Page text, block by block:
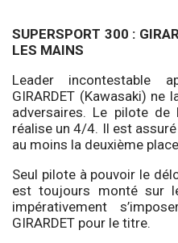
SUPERSPORT 300 :
LES MAINS
Leader incontestable
GIRARDET (Kawasaki)
adversaires. Le pilote
réalise un 4/4. Il est
au moins la deuxième
Seul pilote à pouvoir le
est toujours monté sur
impérativement
GIRARDET pour le titre.